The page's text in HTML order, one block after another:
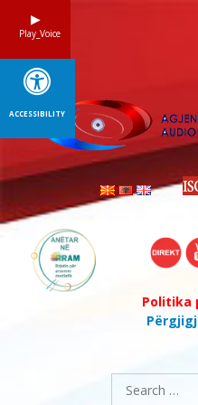
Politika
Search
for:
Play_Voice
ACCESSIBILITY